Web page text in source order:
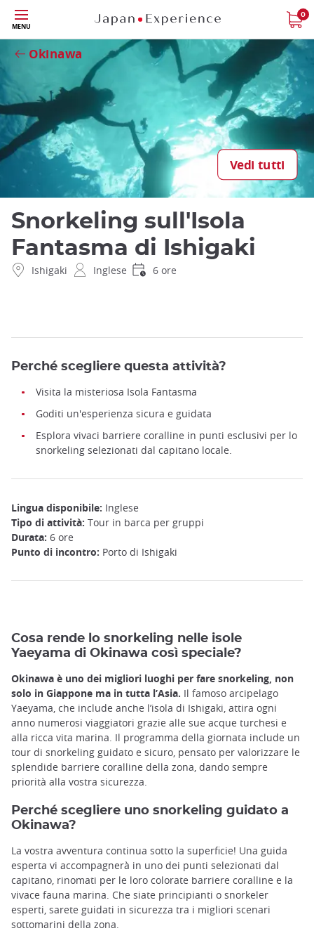
Skip
to
main
content
MENU
0
Okinawa
Vedi tutti
Close
Snorkeling sull'Isola
Fantasma di Ishigaki
Ishigaki Inglese 6 ore
Perché scegliere questa attività?
Visita la misteriosa Isola Fantasma
Goditi un'esperienza sicura e guidata
Esplora vivaci barriere coralline in punti esclusivi per lo
snorkeling selezionati dal capitano locale.
Lingua disponibile: Inglese
Tipo di attività: Tour in barca per gruppi
Durata: 6 ore
Punto di incontro: Porto di Ishigaki
Cosa rende lo snorkeling nelle isole
Yaeyama di Okinawa così speciale?
Okinawa è uno dei migliori luoghi per fare snorkeling, non
solo in Giappone ma in tutta l’Asia. Il famoso arcipelago
Yaeyama, che include anche l’isola di Ishigaki, attira ogni
anno numerosi viaggiatori grazie alle sue acque turchesi e
alla ricca vita marina. Il programma della giornata include un
tour di snorkeling guidato e sicuro, pensato per valorizzare le
splendide barriere coralline della zona, dando sempre
priorità alla vostra sicurezza.
Perché scegliere uno snorkeling guidato a
Okinawa?
La vostra avventura continua sotto la superficie! Una guida
esperta vi accompagnerà in uno dei punti selezionati dal
capitano, rinomati per le loro colorate barriere coralline e la
vivace fauna marina. Che siate principianti o snorkeler
esperti, sarete guidati in sicurezza tra i migliori scenari
sottomarini della zona.